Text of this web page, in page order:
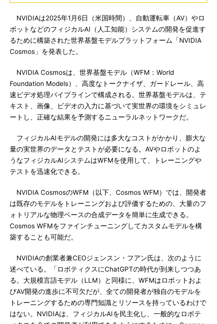
NVIDIAは2025年1月6日（米国時間）、自動運転車（AV）やロ
ボットなどのフィジカルAI（人工知能）システムの開発を促進す
るために構築された世界基盤モデルプラットフォーム「NVIDIA
Cosmos」を発表した。
NVIDIA Cosmosは、世界基盤モデル（WFM：World
Foundation Models）、高度なトークナイザ、ガードレール、高
速ビデオ処理パイプラインで構成される。世界基盤モデルは、テ
キスト、画像、ビデオの入力に基づいて実世界の環境をシミュレ
ートし、正確な結果を予測するニューラルネットワークだ。
フィジカルAIモデルの開発には多大なコストがかかり、膨大な
量の実世界のデータとテストが必要になる。AVやロボットのよ
うなフィジカルAIシステムはWFMを使用して、トレーニングや
テストを迅速化できる。
NVIDIA CosmosのWFM（以下、Cosmos WFM）では、開発者
は既存のモデルをトレーニングおよび評価するための、大量のフ
ォトリアルな物理ベースの合成データを簡単に生成できる。
Cosmos WFMをファインチューニングしてカスタムモデルを構
築することも可能だ。
NVIDIAの創業者兼CEOジェンスン・フアン氏は、次のように
述べている。「ロボティクスにChatGPTの時代が到来しつつあ
る。大規模言語モデル（LLM）と同様に、WFMはロボットおよ
びAV開発の進歩に不可欠だが、全ての開発者が独自のモデルを
トレーニングするための専門知識とリソースを持っているわけで
はない。NVIDIAは、フィジカルAIを民主化し、一般的なロボテ